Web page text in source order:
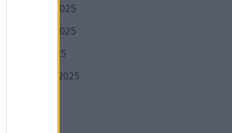
décembre 2025
novembre 2025
octobre 2025
septembre 2025